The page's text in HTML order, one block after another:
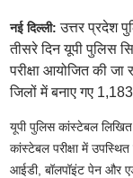
नई दिल्ली:उत्तर प्रदेश
तीसरे दिन यूपी पुलिस
परीक्षा आयोजित की
जिलों में बनाए गए 1,183
यूपी पुलिस कांस्टेबल लिखित
कांस्टेबल परीक्षा में
आईडी, बॉलपॉइंट पेन और